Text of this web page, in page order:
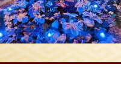
投
稿
ナ
ビ
≪S__83828765